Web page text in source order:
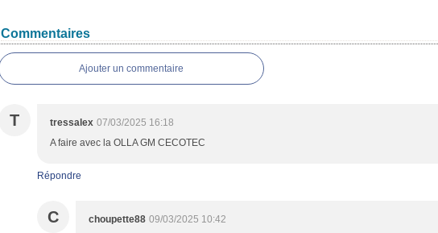
Commentaires
Ajouter un commentaire
T tressalex 07/03/2025 16:18
A faire avec la OLLA GM CECOTEC
Répondre
C choupette88 09/03/2025 10:42